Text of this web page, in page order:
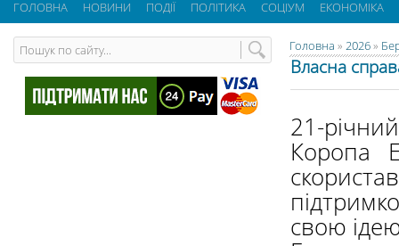
ГОЛОВНА НОВИНИ ПОДІЇ ПОЛІТИКА СОЦІУМ ЕКОНОМІКА
Головна » 2026»
Власна
21-
Коропа
свою